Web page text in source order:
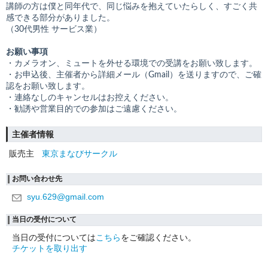
講師の方は僕と同年代で、同じ悩みを抱えていたらしく、すごく共
感できる部分がありました。
（30代男性 サービス業）
お願い事項
・カメラオン、ミュートを外せる環境での受講をお願い致します。
・お申込後、主催者から詳細メール（Gmail）を送りますので、ご確
認をお願い致します。
・連絡なしのキャンセルはお控えください。
・勧誘や営業目的での参加はご遠慮ください。
主催者情報
販売主
東京まなびサークル
お問い合わせ先
syu.629@gmail.com
当日の受付について
当日の受付についてはこちらをご確認ください。
チケットを取り出す